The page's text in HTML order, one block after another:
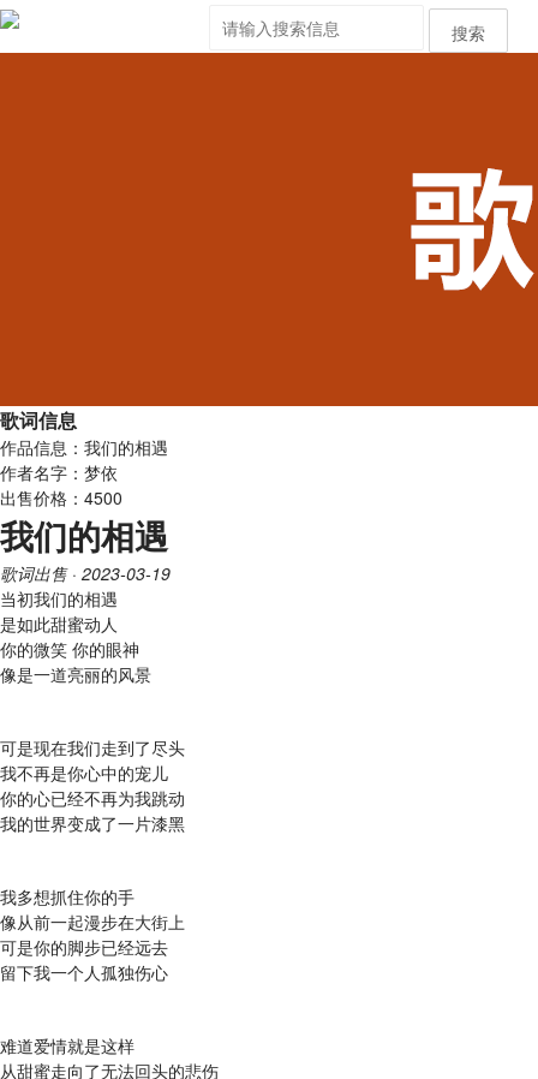
搜索
歌词信息
作品信息：我们的相遇
作者名字：梦依
出售价格：4500
我们的相遇
歌词出售· 2023-03-19
当初我们的相遇
是如此甜蜜动人
你的微笑 你的眼神
像是一道亮丽的风景
可是现在我们走到了尽头
我不再是你心中的宠儿
你的心已经不再为我跳动
我的世界变成了一片漆黑
我多想抓住你的手
像从前一起漫步在大街上
可是你的脚步已经远去
留下我一个人孤独伤心
难道爱情就是这样
从甜蜜走向了无法回头的悲伤